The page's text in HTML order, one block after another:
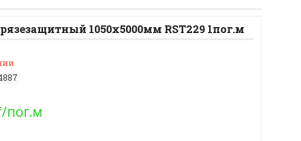
1050х5000мм RST229 1пог.м
пог.м